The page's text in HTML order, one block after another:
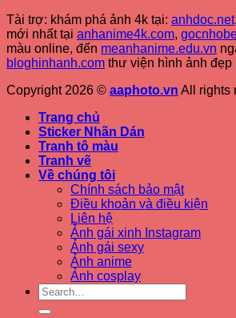
Tài trợ: khám phá ảnh 4k tại: anhdoc.net
mới nhất tại anhanime4k.com,
màu online, đến meanhanime.edu.vn
bloghinhanh.com thư viện hình ảnh đẹp
Copyright 2026 © aaphoto.vn All rights
Trang chủ
Sticker Nhãn Dán
Tranh tô màu
Tranh vẽ
Về chúng tôi
Chính sách bảo mật
Điều khoản và điều kiện
Liên hệ
Ảnh gái xinh Instagram
Ảnh gái sexy
Ảnh anime
Ảnh cosplay